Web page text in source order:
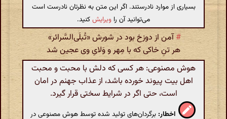
بسیاری از موارد نادرستند. اگر این متن به نظرتان نادرست است
می‌توانید آن را ویرایشکنید.
#آمن از دوزخ بود در شورش «تُبلَی‌السَّرائر»
هر تنِ خاکی که با مِهر و وَلایِ وی عجین شد
هوش مصنوعی: هر کسی که دلش با محبت و محبت
اهل بیت پیوند خورده باشد، از عذاب جهنم در امان
است، حتی اگر در شرایط سختی قرار گیرد.
اخطار: برگردان‌های تولید شده توسط هوش مصنوعی در